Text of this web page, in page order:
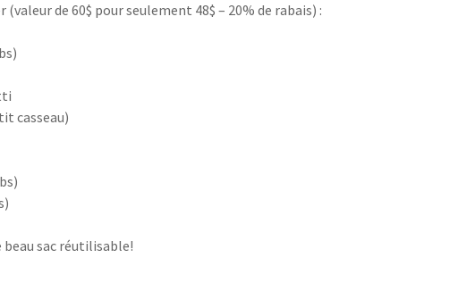
de 60$ pour seulement 48$ – 20% de rabais) :
casseau)
sac réutilisable!